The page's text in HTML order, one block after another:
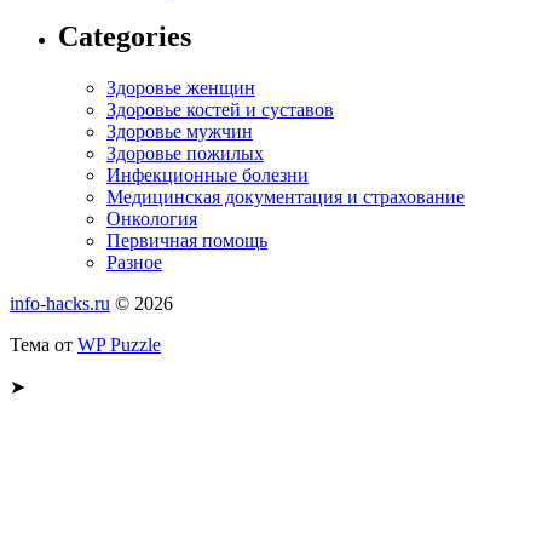
Categories
Здоровье женщин
Здоровье костей и суставов
Здоровье мужчин
Здоровье пожилых
Инфекционные болезни
Медицинская документация и страхование
Онкология
Первичная помощь
Разное
info-hacks.ru © 2026
Тема от WP Puzzle
➤